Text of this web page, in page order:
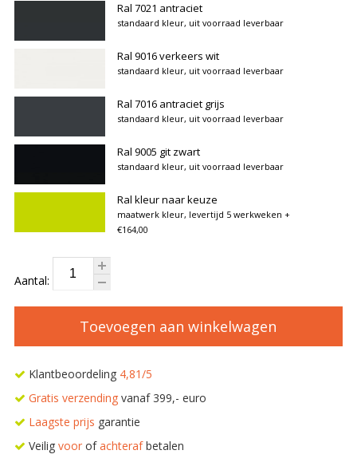
Ral 7021 antraciet
standaard kleur, uit voorraad leverbaar
Ral 9016 verkeers wit
standaard kleur, uit voorraad leverbaar
Ral 7016 antraciet grijs
standaard kleur, uit voorraad leverbaar
Ral 9005 git zwart
standaard kleur, uit voorraad leverbaar
Ral kleur naar keuze
maatwerk kleur, levertijd 5 werkweken +
€164,00
Aantal:
Toevoegen aan winkelwagen
Klantbeoordeling 4,81/5
Gratis verzendingvanaf 399,- euro
Laagste prijs garantie
Veilig voorofachterafbetalen